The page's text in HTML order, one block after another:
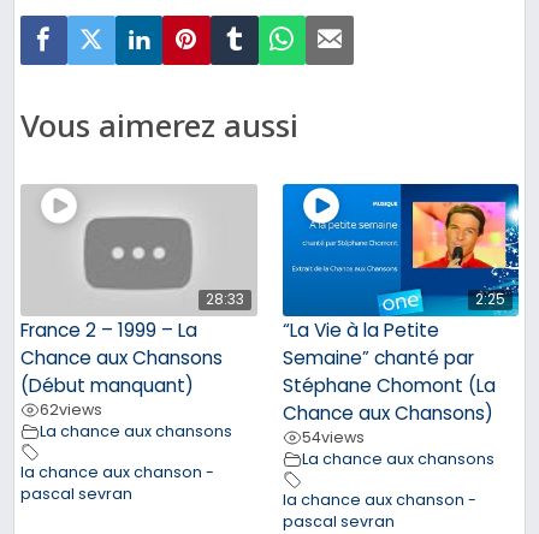
Vous aimerez aussi
28:33
France 2 – 1999 – La
Chance aux Chansons
(Début manquant)
62views
La chance aux chansons
la chance aux chanson -
pascal sevran
2:25
“La Vie à la Petite
Semaine” chanté par
Stéphane Chomont (La
Chance aux Chansons)
54views
La chance aux chansons
la chance aux chanson -
pascal sevran